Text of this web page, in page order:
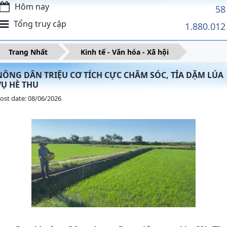
Hôm nay 58
Tổng truy cập 1.880.012
Trang Nhất Kinh tế - Văn hóa - Xã hội
DÂN TRIỆU CƠ TÍCH CỰC CHĂM SÓC, TỈA DẶM LÚA
HÈ THU
date: 08/06/2026